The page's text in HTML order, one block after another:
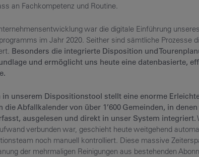
an Fachkompetenz und Routine.
war die digitale Einführung unseres
im Jahr 2020. Seither sind sämtliche Prozesse
Besonders die integrierte Disposition und
und ermöglicht uns heute eine datenbasierte,
unserem Dispositionstool stellt eine enorme
die Abfallkalender von über 1’600 Gemeinden, in
ausgelesen und direkt in unser System integriert.
verbunden war, geschieht heute weitgehend
noch manuell kontrolliert. Diese massive
der mehrmaligen Reinigungen aus bestehenden